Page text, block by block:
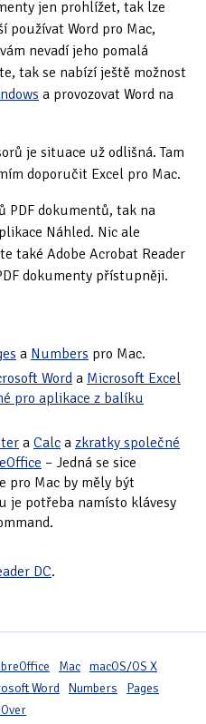
jen prohlížet, tak lze
používat Word pro Mac,
nevadí jeho pomalá
tak se nabízí ještě možnost
a provozovat Word na
je situace už odlišná. Tam
doporučit Excel pro Mac.
PDF dokumentů, tak na
Náhled. Nic ale
také Adobe Acrobat Reader
dokumenty přístupněji.
a Numbers pro Mac.
Worda Microsoft Excel
pro aplikace z balíku
a Calc a zkratky společné
– Jedná se sice
pro Mac by měly být
je potřeba namísto klávesy
DC.
Mac macOS/OS X
Word Numbers
Pages